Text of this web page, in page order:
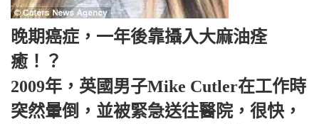
晚期癌症，一年後靠攝入大麻油痊
癒！？
2009年，英國男子Mike Cutler在工作時
突然暈倒，並被緊急送往醫院，很快，